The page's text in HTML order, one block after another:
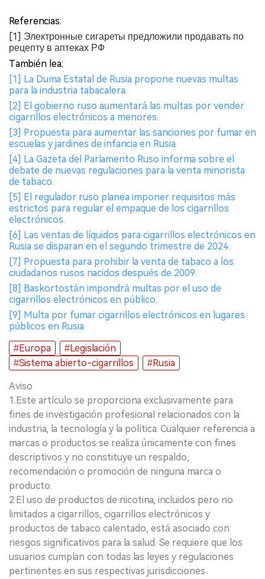
Referencias:
[1] Электронные сигареты предложили продавать по
рецепту в аптеках РФ
También lea:
[1] La Duma Estatal de Rusia propone nuevas multas
para la industria tabacalera.
[2] El gobierno ruso aumentará las multas por vender
cigarrillos electrónicos a menores.
[3] Propuesta para aumentar las sanciones por fumar en
escuelas y jardines de infancia en Rusia.
[4] La Gazeta del Parlamento Ruso informa sobre el
debate de nuevas regulaciones para la venta minorista
de tabaco.
[5] El regulador ruso planea imponer requisitos más
estrictos para regular el empaque de los cigarrillos
electrónicos.
[6] Las ventas de líquidos para cigarrillos electrónicos en
Rusia se disparan en el segundo trimestre de 2024.
[7] Propuesta para prohibir la venta de tabaco a los
ciudadanos rusos nacidos después de 2009.
[8] Baskortostán impondrá multas por el uso de
cigarrillos electrónicos en público.
[9] Multa por fumar cigarrillos electrónicos en lugares
públicos en Rusia
#Europa
#Legislación
#Sistema abierto-cigarrillos
#Rusia
Aviso
1.Este artículo se proporciona exclusivamente para
fines de investigación profesional relacionados con la
industria, la tecnología y la política. Cualquier referencia a
marcas o productos se realiza únicamente con fines
descriptivos y no constituye un respaldo,
recomendación o promoción de ninguna marca o
producto.
2.El uso de productos de nicotina, incluidos pero no
limitados a cigarrillos, cigarrillos electrónicos y
productos de tabaco calentado, está asociado con
riesgos significativos para la salud. Se requiere que los
usuarios cumplan con todas las leyes y regulaciones
pertinentes en sus respectivas jurisdicciones.